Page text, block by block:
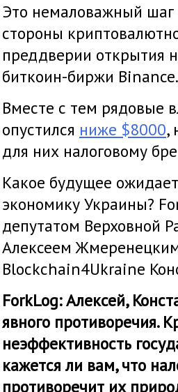
Это немаловажный шаг
стороны
преддверии открытия
биткоин-биржи Binance.
Вместе с тем рядовые
опустился ниже $8000,
для них налоговому
Какое будущее
экономику Украины?
депутатом Верховной
Алексеем
Blockchain4Ukraine
ForkLog: Алексей,
явного противоречия.
неэффективность
кажется ли вам, что
противоречит их